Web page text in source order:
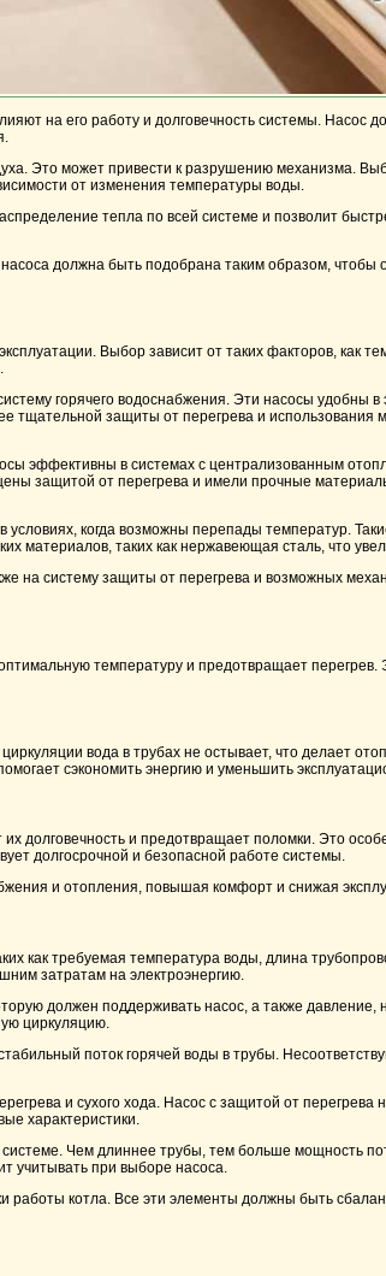
на его работу и долговечность системы. Насос
Это может привести к разрушению механизма.
от изменения температуры воды.
тепла по всей системе и позволит
должна быть подобрана таким образом, чтобы
Выбор зависит от таких факторов, как
горячего водоснабжения. Эти насосы удобны в
тщательной защиты от перегрева и использования
эффективны в системах с централизованным
защитой от перегрева и имели прочные
когда возможны перепады температур.
материалов, таких как нержавеющая сталь, что
на систему защиты от перегрева и возможных
температуру и предотвращает перегрев.
вода в трубах не остывает, что делает
сэкономить энергию и уменьшить
долговечность и предотвращает поломки. Это
долгосрочной и безопасной работе системы.
и отопления, повышая комфорт и снижая
как требуемая температура воды, длина
затратам на электроэнергию.
должен поддерживать насос, а также
циркуляцию.
поток горячей воды в трубы.
и сухого хода. Насос с защитой от перегрева
характеристики.
Чем длиннее трубы, тем больше мощность
учитывать при выборе насоса.
работы котла. Все эти элементы должны быть